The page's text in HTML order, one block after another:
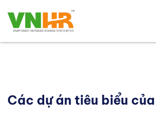
Các dự án tiêu biểu của